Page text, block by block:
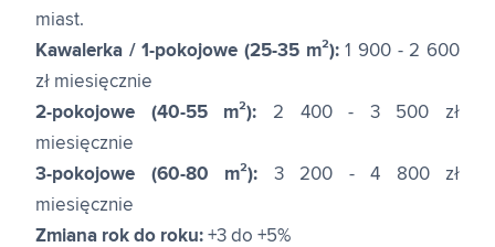
miast.
Kawalerka / 1-pokojowe (25-35 m²):1 900 - 2 600
zł miesięcznie
2-pokojowe (40-55 m²): 2 400 - 3 500 zł
miesięcznie
3-pokojowe (60-80 m²): 3 200 - 4 800 zł
miesięcznie
Zmiana rok do roku: +3 do +5%